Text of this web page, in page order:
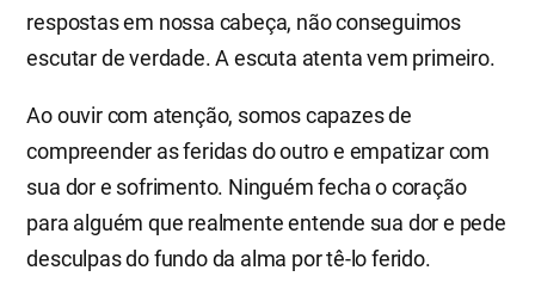
respostas em nossa cabeça, não conseguimos
escutar de verdade. A escuta atenta vem primeiro.
Ao ouvir com atenção, somos capazes de
compreender as feridas do outro e empatizar com
sua dor e sofrimento. Ninguém fecha o coração
para alguém que realmente entende sua dor e pede
desculpas do fundo da alma por tê-lo ferido.